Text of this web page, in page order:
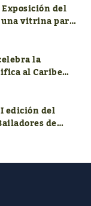
del
una vitrina para
la
al Caribe
edición del
de